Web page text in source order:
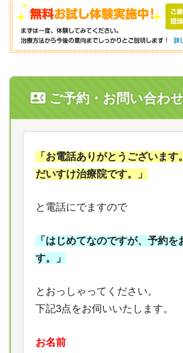
contact_phone ご予約・お問い合わ
「お電話ありがとうございます。
だいすけ治療院です。」
と電話にでますので
「はじめてなのですが、予約を
す。」
とおっしゃってください。
下記3点をお伺いいたします。
お名前